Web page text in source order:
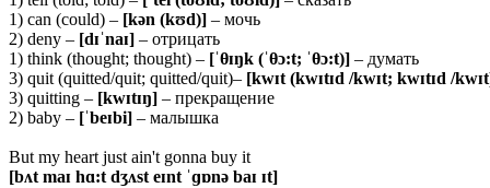
1) can (could) – [kən (kʊd)] – мочь
2) deny – [dɪˈnaɪ] – отрицать
1) think (thought; thought) – [ˈθɪŋk (ˈθɔ:t; ˈθɔ:t)] – думать
3) quit (quitted/quit; quitted/quit)– [kwɪt (kwɪtɪd /kwɪt; kwɪtɪd /
3) quitting – [kwɪtɪŋ] – прекращение
2) baby – [ˈbeɪbi] – малышка
But my heart just ain't gonna buy it
[bʌt maɪ hɑ:t dʒʌst eɪnt ˈɡɒnə baɪ ɪt]